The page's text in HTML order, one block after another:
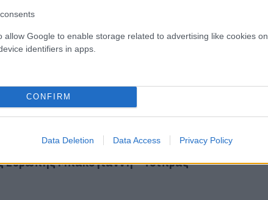
allow Google to enable storage related to advertising like cookies on
identifiers in apps.
CONFIRM
Data Deletion Data Access Privacy Policy
για το Συμβούλιο της Ευρώπης
Μπακογιάννη στη Βουλή
την άνθηση της εβραϊκής ζωής
πρόεδρος του Συμβουλίου της Ευρώπης
«Πολύ σημαντική εκλογή για τη χώρα»
Ευρώπης Μπακογιάννη - Τσίπρας